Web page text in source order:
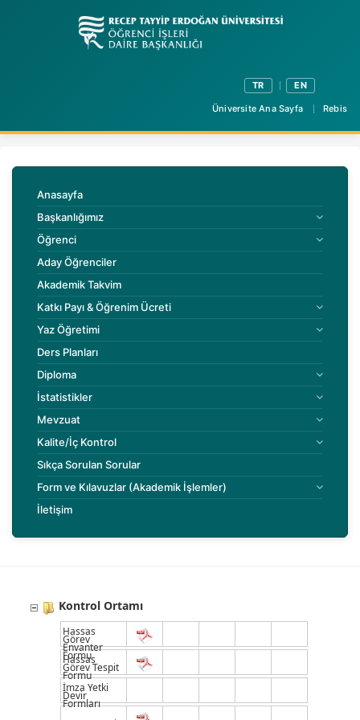
TR EN
Üniversite Ana Sayfa Rebis
Anasayfa
Başkanlığımız
Öğrenci
Aday Öğrenciler
Akademik Takvim
Katkı Payı & Öğrenim Ücreti
Yaz Öğretimi
Ders Planları
Diploma
İstatistikler
Mevzuat
Kalite/İç Kontrol
Sıkça Sorulan Sorular
Form ve Kılavuzlar (Akademik İşlemler)
İletişim
Kontrol Ortamı
Hassas
Görev
Envanter
Formu
Hassas
Görev Tespit
Formu
İmza Yetki
Devir
Formları